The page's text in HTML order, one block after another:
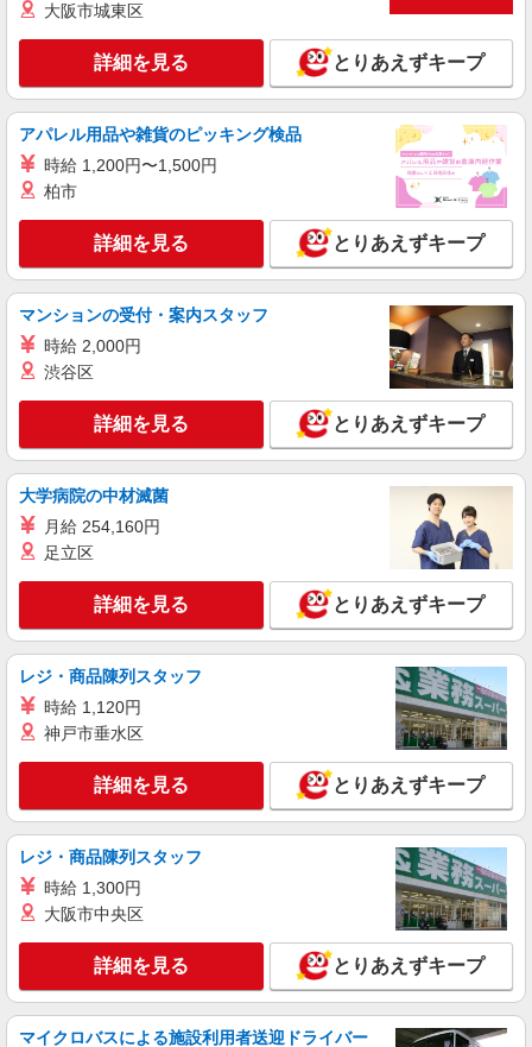
大阪市城東区
詳細を見る とりあえずキープ
アパレル用品や雑貨のピッキング検品
時給 1,200円〜1,500円
柏市
詳細を見る とりあえずキープ
マンションの受付・案内スタッフ
時給 2,000円
渋谷区
詳細を見る とりあえずキープ
大学病院の中材滅菌
月給 254,160円
足立区
詳細を見る とりあえずキープ
レジ・商品陳列スタッフ
時給 1,120円
神戸市垂水区
詳細を見る とりあえずキープ
レジ・商品陳列スタッフ
時給 1,300円
大阪市中央区
詳細を見る とりあえずキープ
マイクロバスによる施設利用者送迎ドライバー